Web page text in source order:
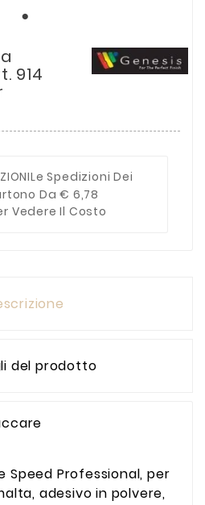
914
Le Spedizioni Dei
Da € 6,78
Vedere Il Costo
del prodotto
Speed ​​Professional, per
adesivo in polvere,